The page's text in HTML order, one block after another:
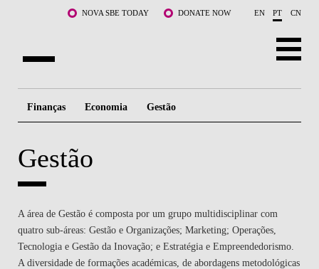
Saltar para o conteúdo principalNOVA SBE TODAY DONATE NOW EN PT CN
DOCENTES E INVESTIGAÇÃO
LIFE AT NOVA SBE
WHAT'S HAPPENING
Finanças Economia Gestão
Gestão
A área de Gestão é composta por um grupo multidisciplinar com
quatro sub-áreas: Gestão e Organizações; Marketing; Operações,
Tecnologia e Gestão da Inovação; e Estratégia e Empreendedorismo.
A diversidade de formações académicas, de abordagens metodológicas